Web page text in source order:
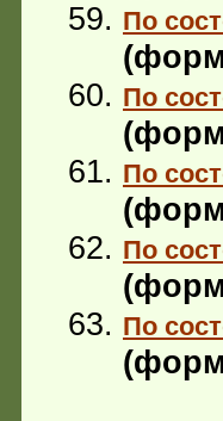
По
По
По
По
По